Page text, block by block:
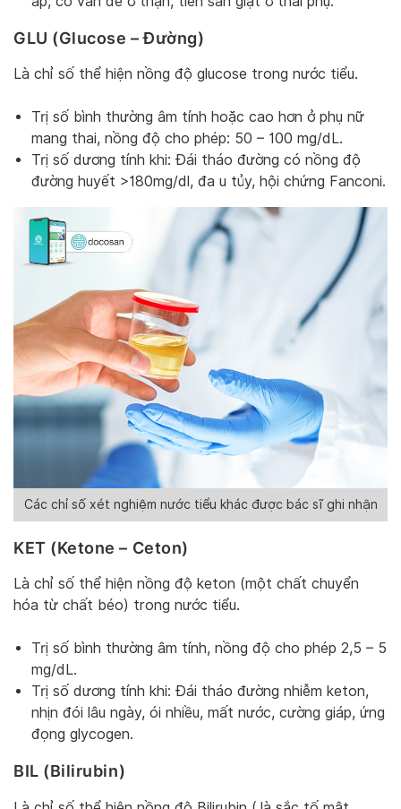
GLU (Glucose – Đường)
Là chỉ số thể hiện nồng độ glucose trong nước tiểu.
Trị số bình thường âm tính hoặc cao hơn ở phụ nữ
mang thai, nồng độ cho phép: 50 – 100 mg/dL.
Trị số dương tính khi: Đái tháo đường có nồng độ
đường huyết >180mg/dl, đa u tủy, hội chứng Fanconi.
Các chỉ số xét nghiệm nước tiểu khác được bác sĩ ghi nhận
KET (Ketone – Ceton)
Là chỉ số thể hiện nồng độ keton (một chất chuyển
hóa từ chất béo) trong nước tiểu.
Trị số bình thường âm tính, nồng độ cho phép 2,5 – 5
mg/dL.
Trị số dương tính khi: Đái tháo đường nhiễm keton,
nhịn đói lâu ngày, ói nhiều, mất nước, cường giáp, ứng
đọng glycogen.
BIL (Bilirubin)